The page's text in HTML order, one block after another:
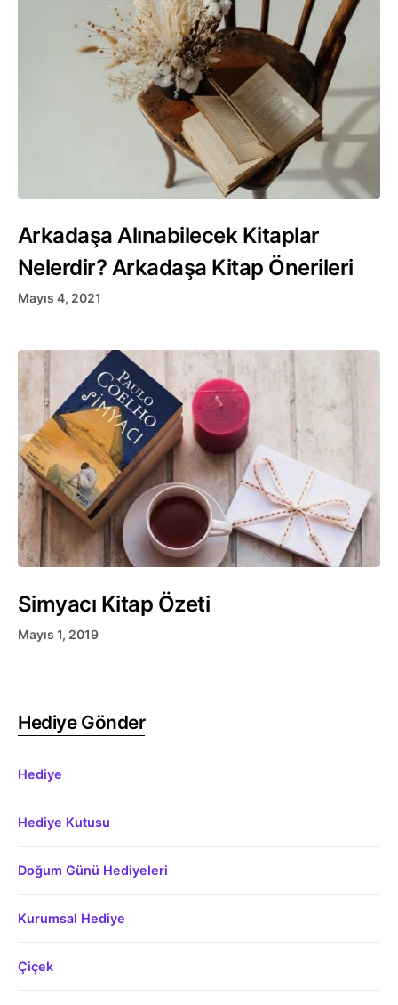
Arkadaşa Alınabilecek Kitaplar
Nelerdir? Arkadaşa Kitap Önerileri
Mayıs 4, 2021
Simyacı Kitap Özeti
Mayıs 1, 2019
Hediye Gönder
Hediye
Hediye Kutusu
Doğum Günü Hediyeleri
Kurumsal Hediye
Çiçek